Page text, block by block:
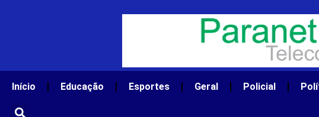
Início Educação Esportes Geral Policial